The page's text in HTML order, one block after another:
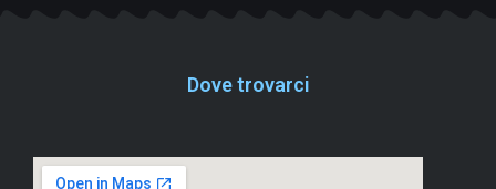
Dove trovarci